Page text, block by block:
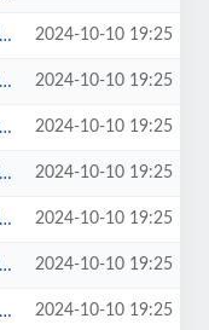
2024-10-10 19:25
2024-10-10 19:25
2024-10-10 19:25
2024-10-10 19:25
2024-10-10 19:25
2024-10-10 19:25
2024-10-10 19:25